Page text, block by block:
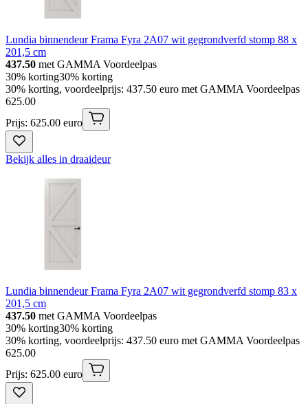
Lundia binnendeur Frama Fyra 2A07 wit gegrondverfd stomp 88 x
201,5 cm
437.50 met GAMMA Voordeelpas
30% korting30% korting
30% korting, voordeelprijs: 437.50 euro met GAMMA Voordeelpas
625.00
Prijs: 625.00 euro
Bekijk alles in draaideur
Lundia binnendeur Frama Fyra 2A07 wit gegrondverfd stomp 83 x
201,5 cm
437.50 met GAMMA Voordeelpas
30% korting30% korting
30% korting, voordeelprijs: 437.50 euro met GAMMA Voordeelpas
625.00
Prijs: 625.00 euro